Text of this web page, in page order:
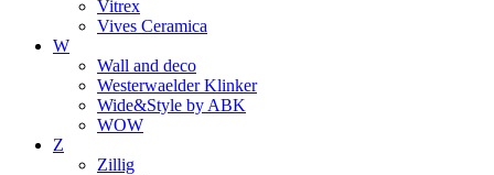
Vitrex
Vives Ceramica
W
Wall and deco
Westerwaelder Klinker
Wide&Style by ABK
WOW
Z
Zillig